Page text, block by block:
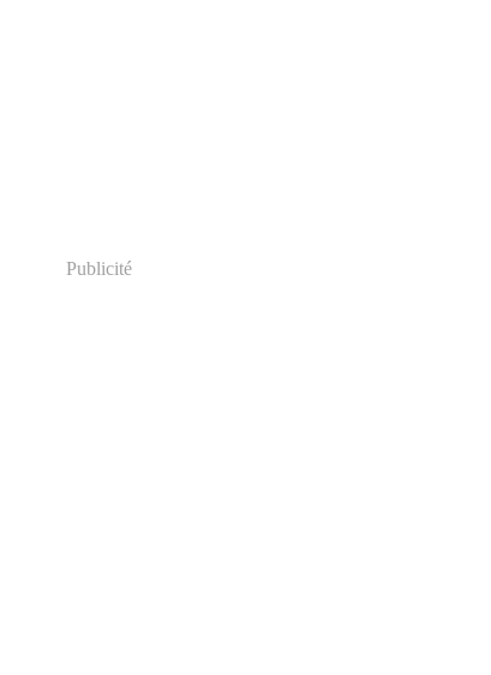
Publicité